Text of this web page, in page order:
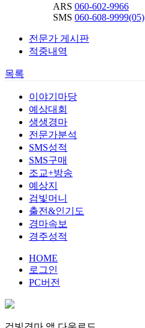
ARS 060-602-9966
SMS 060-608-9999(05)
전문가 게시판
적중내역
목록
이야기마당
예상대회
생생경마
전문가분석
SMS성적
SMS구매
조교+방송
예상지
검빛머니
출전&인기도
경마속보
경주성적
HOME
로그인
PC버전